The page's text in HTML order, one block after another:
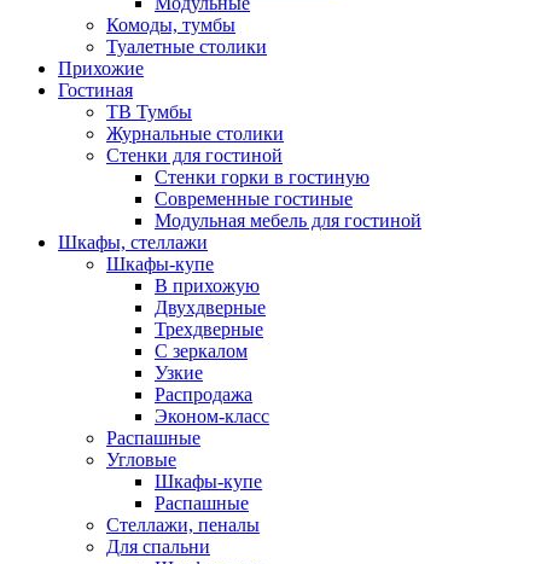
Комоды, тумбы
Туалетные столики
Прихожие
Гостиная
ТВ Тумбы
Журнальные столики
Стенки для гостиной
Стенки горки в гостиную
Современные гостиные
Модульная мебель для гостиной
Шкафы, стеллажи
Шкафы-купе
В прихожую
Двухдверные
Трехдверные
С зеркалом
Узкие
Распродажа
Эконом-класс
Распашные
Угловые
Шкафы-купе
Распашные
Стеллажи, пеналы
Для спальни